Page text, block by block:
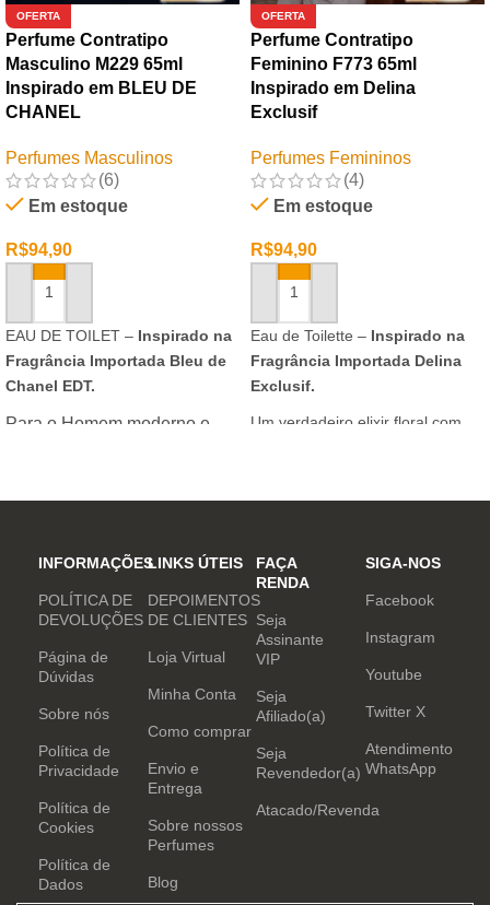
OFERTA
Perfume Contratipo
Masculino M229 65ml
Inspirado em BLEU DE
CHANEL
Perfumes Masculinos
(6)
Em estoque
R$94,90
ADICIONAR AO CARRINHO
EAU DE TOILET – Inspirado na
Fragrância Importada Bleu de
Chanel EDT.
Para o Homem moderno e
inovar sempre, provocando
e determinação.
OFERTA
Perfume Contratipo
Feminino F773 65ml
Inspirado em Delina
Exclusif
Perfumes Femininos
(4)
Em estoque
R$94,90
ADICIONAR AO CARRINHO
Eau de Toilette – Inspirado na
Fragrância Importada Delina
Exclusif.
Um verdadeiro elixir floral com
INFORMAÇÕES
POLÍTICA DE
DEVOLUÇÕES
Página de
Dúvidas
Sobre nós
Política de
Privacidade
Política de
Cookies
Política de
Dados
LINKS ÚTEIS
DEPOIMENTOS
DE CLIENTES
Loja Virtual
Minha Conta
Como comprar
Envio e
Entrega
Sobre nossos
Perfumes
Blog
FAÇA
RENDA
Seja
Assinante
VIP
Seja
Afiliado(a)
Seja
Revendedor(a)
Atacado/Revenda
SIGA-NOS
Facebook
Instagram
Youtube
Twitter X
Atendimento
WhatsApp